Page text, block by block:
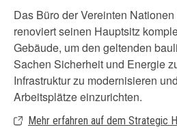
Das Büro der Vereinten
renoviert seinen Hauptsitz
Gebäude, um den geltenden
Sachen Sicherheit und Energie
Infrastruktur zu modernisieren
Arbeitsplätze einzurichten.
Mehr erfahren auf dem Strategic